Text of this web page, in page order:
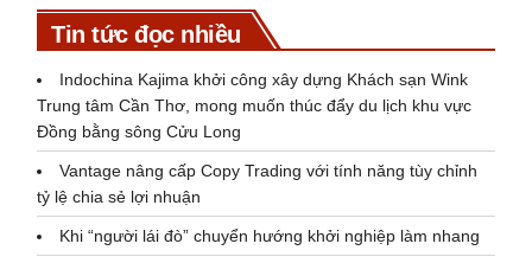
Tin tức đọc nhiều
Indochina Kajima khởi công xây dựng Khách sạn Wink
Trung tâm Cần Thơ, mong muốn thúc đẩy du lịch khu vực
Đồng bằng sông Cửu Long
Vantage nâng cấp Copy Trading với tính năng tùy chỉnh
tỷ lệ chia sẻ lợi nhuận
Khi “người lái đò” chuyển hướng khởi nghiệp làm nhang